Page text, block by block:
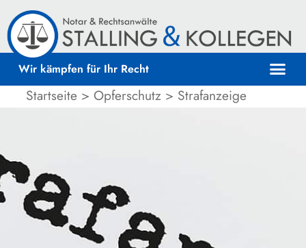
Wir kämpfen für Ihr Recht
Startseite >Opferschutz > Strafanzeige